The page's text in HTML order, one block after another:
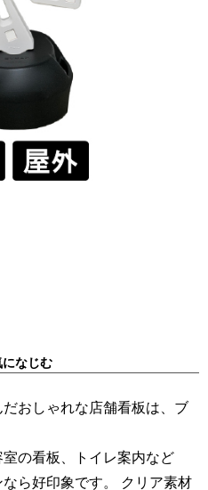
なじむ
おしゃれな店舗看板は、ブ
の看板、トイレ案内など
ら好印象です。
クリア素材